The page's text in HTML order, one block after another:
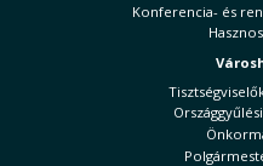
Konferencia- és